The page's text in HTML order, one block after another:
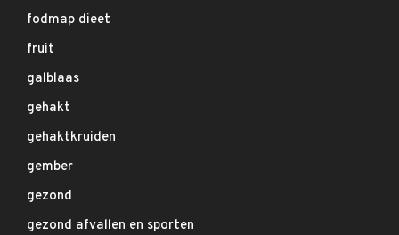
fodmap dieet
fruit
galblaas
gehakt
gehaktkruiden
gember
gezond
gezond afvallen en sporten